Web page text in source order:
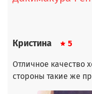
Кристина 5
Отличное качество
стороны такие же